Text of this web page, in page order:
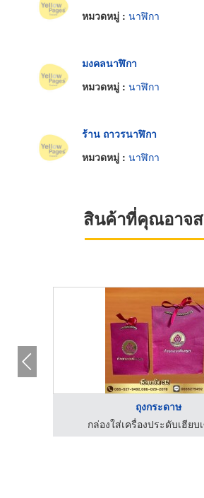
หมวดหมู่ : นาฬิกา
มงคลนาฬิกา
หมวดหมู่ : นาฬิกา
ร้าน ถาวรนาฬิกา
หมวดหมู่ : นาฬิกา
สินค้าที่คุณอาจ
ถุงกระดาษ
กล่องใส่เครื่องประดับเฮียบ